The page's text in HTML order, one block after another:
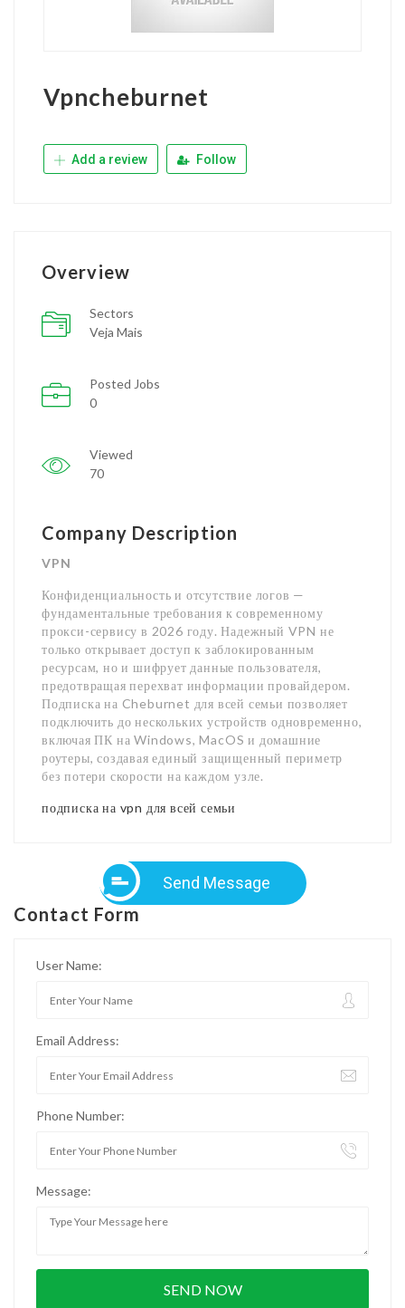
Vpncheburnet
Add a review Follow
Overview
Sectors
Veja Mais
Posted Jobs
0
Viewed
70
Company Description
VPN
Конфиденциальность и отсутствие логов —
фундаментальные требования к современному
прокси-сервису в 2026 году. Надежный VPN не
только открывает доступ к заблокированным
ресурсам, но и шифрует данные пользователя,
предотвращая перехват информации провайдером.
Подписка на Cheburnet для всей семьи позволяет
подключить до нескольких устройств одновременно,
включая ПК на Windows, MacOS и домашние
роутеры, создавая единый защищенный периметр
без потери скорости на каждом узле.
подписка на vpn для всей семьи
Send Message
Contact Form
User Name:
Email Address:
Phone Number:
Message: